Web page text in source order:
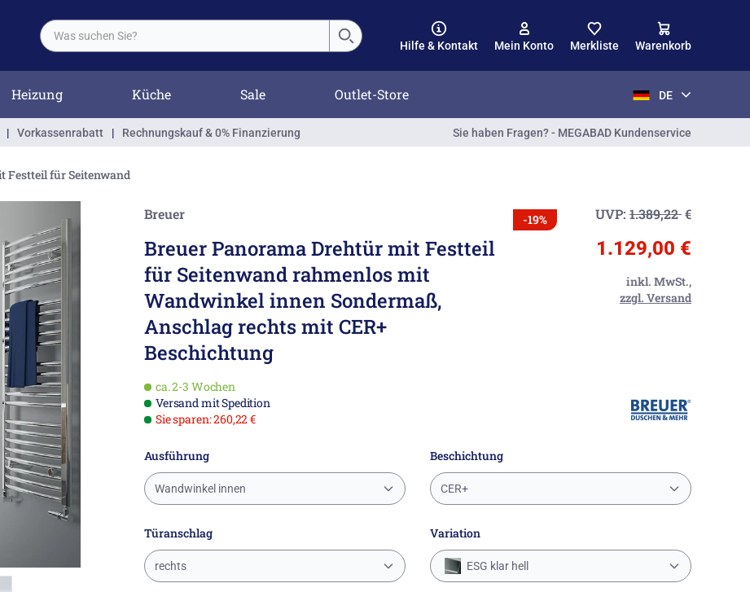
Hilfe & Kontakt Mein Konto Merkliste Warenkorb
Heizung Küche Sale Outlet-Store DE
| Vorkassenrabatt | Rechnungskauf & 0% Finanzierung Sie haben Fragen? - MEGABAD Kundenservice
Festteil für Seitenwand
Breuer
Breuer Panorama Drehtür mit Festteil
für Seitenwand rahmenlos mit
Wandwinkel innen Sondermaß,
Anschlag rechts mit CER+
Beschichtung
-19% UVP: 1.389,22€
1.129,00 €
inkl. MwSt.,
zzgl. Versand
ca. 2-3 Wochen
Versand mit Spedition
Sie sparen: 260,22 €
Ausführung
Wandwinkel innen
Beschichtung
CER+
Türanschlag
rechts
Variation
ESG klar hell